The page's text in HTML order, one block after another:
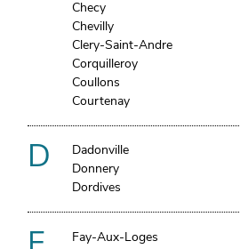
Checy
Chevilly
Clery-Saint-Andre
Corquilleroy
Coullons
Courtenay
D
Dadonville
Donnery
Dordives
Fay-Aux-Loges